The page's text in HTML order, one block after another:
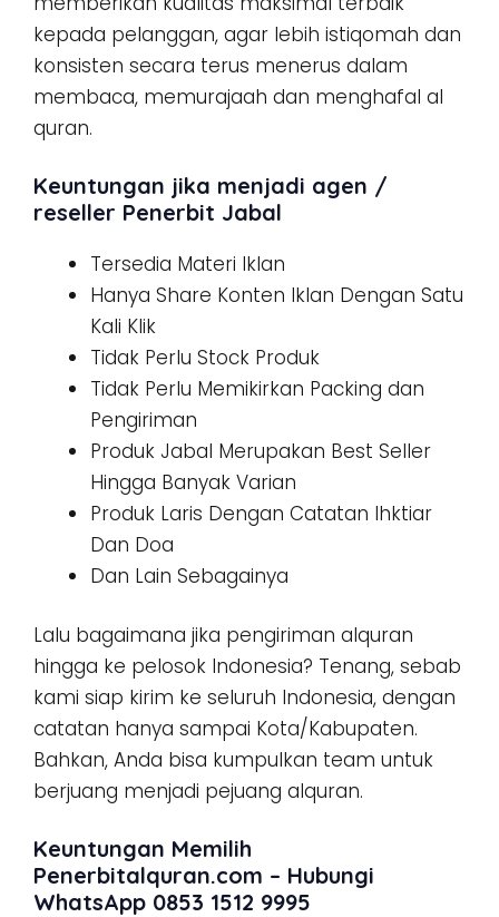
kepada pelanggan, agar lebih istiqomah dan
konsisten secara terus menerus dalam
membaca, memurajaah dan menghafal al
quran.
Keuntungan jika menjadi agen /
reseller Penerbit Jabal
Tersedia Materi Iklan
Hanya Share Konten Iklan Dengan Satu
Kali Klik
Tidak Perlu Stock Produk
Tidak Perlu Memikirkan Packing dan
Pengiriman
Produk Jabal Merupakan Best Seller
Hingga Banyak Varian
Produk Laris Dengan Catatan Ihktiar
Dan Doa
Dan Lain Sebagainya
Lalu bagaimana jika pengiriman alquran
hingga ke pelosok Indonesia? Tenang, sebab
kami siap kirim ke seluruh Indonesia, dengan
catatan hanya sampai Kota/Kabupaten.
Bahkan, Anda bisa kumpulkan team untuk
berjuang menjadi pejuang alquran.
Keuntungan Memilih
Penerbitalquran.com – Hubungi
WhatsApp 0853 1512 9995